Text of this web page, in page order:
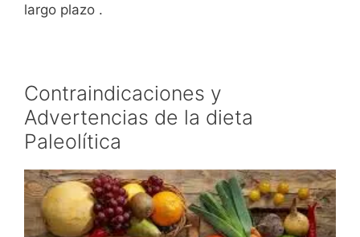
largo plazo .
Contraindicaciones y
Advertencias de la dieta
Paleolítica